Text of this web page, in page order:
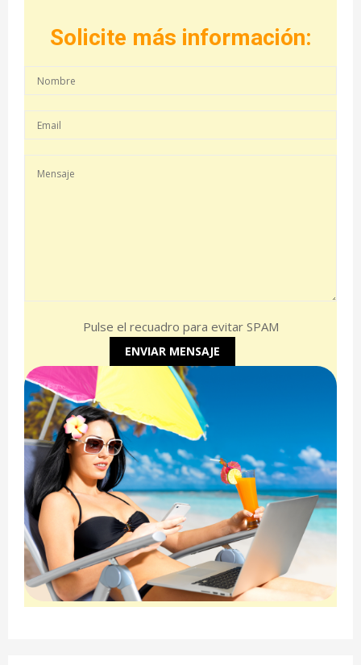
Solicite más información:
Pulse el recuadro para evitar SPAM